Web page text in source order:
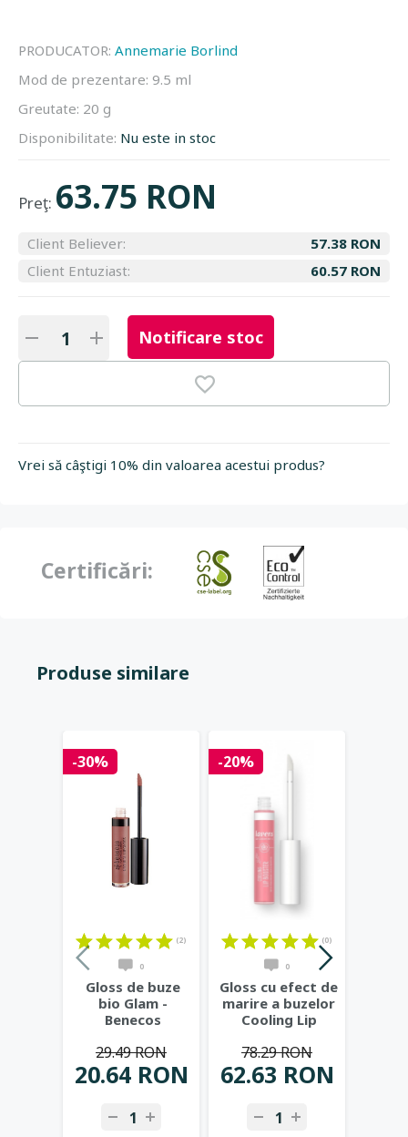
PRODUCATOR: Annemarie Borlind
Mod de prezentare: 9.5 ml
Greutate: 20 g
Disponibilitate: Nu este in stoc
Preţ: 63.75 RON
Client Believer:
57.38 RON
Client Entuziast:
60.57 RON
Notificare stoc
Vrei să câştigi 10% din valoarea acestui produs?
Certificări:
Produse similare
-30%
(2)
0
Gloss de buze
bio Glam -
Benecos
20.64 RON
29.49 RON
-20%
(0)
0
Gloss cu efect de
marire a buzelor
Cooling Lip
LAVERA...
62.63 RON
78.29 RON